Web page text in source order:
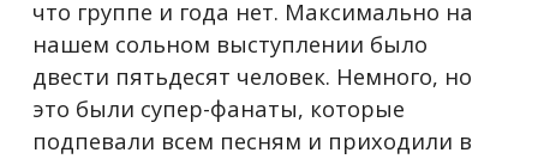
что группе и года нет. Максимально на
нашем сольном выступлении было
двести пятьдесят человек. Немного, но
это были супер-фанаты, которые
подпевали всем песням и приходили в